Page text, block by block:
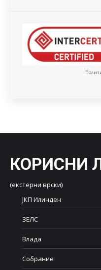
КОРИСНИ
(екстерни врски)
ЈКП Илинден
ЗЕЛС
Влада
Собрание